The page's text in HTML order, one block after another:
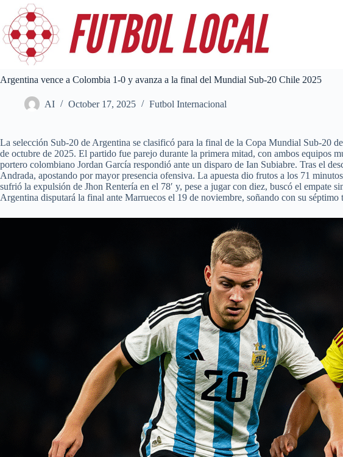
content
Argentina vence a Colombia 1-0 y avanza a la final del Mundial Sub‑20 Chile 2025
AI October 17, 2025 Futbol Internacional
La selección Sub-20 de Argentina se clasificó para la final de la Copa Mundial Sub‑20
de octubre de 2025. El partido fue parejo durante la primera mitad, con ambos equipos
portero colombiano Jordan García respondió ante un disparo de Ian Subiabre. Tras el
Andrada, apostando por mayor presencia ofensiva. La apuesta dio frutos a los 71
sufrió la expulsión de Jhon Rentería en el 78′ y, pese a jugar con diez, buscó el
Argentina disputará la final ante Marruecos el 19 de noviembre, soñando con su séptimo